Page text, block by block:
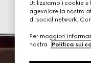
Utilizziamo i cookie
agevolare la nostra
di social network.
Per maggiori
nostra
Politica sui